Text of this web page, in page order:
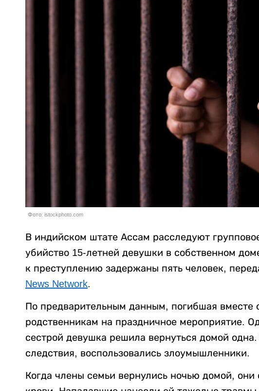
Фото: istockphoto.com
В индийском штате Ассам расследуют
убийство 15-летней девушки в собственном
к преступлению задержаны пять человек,
News Network.
По предварительным данным, погибшая вместе
родственникам на праздничное мероприятие.
сестрой девушка решила вернуться домой
следствия, воспользовались злоумышленники.
Когда члены семьи вернулись ночью домой,